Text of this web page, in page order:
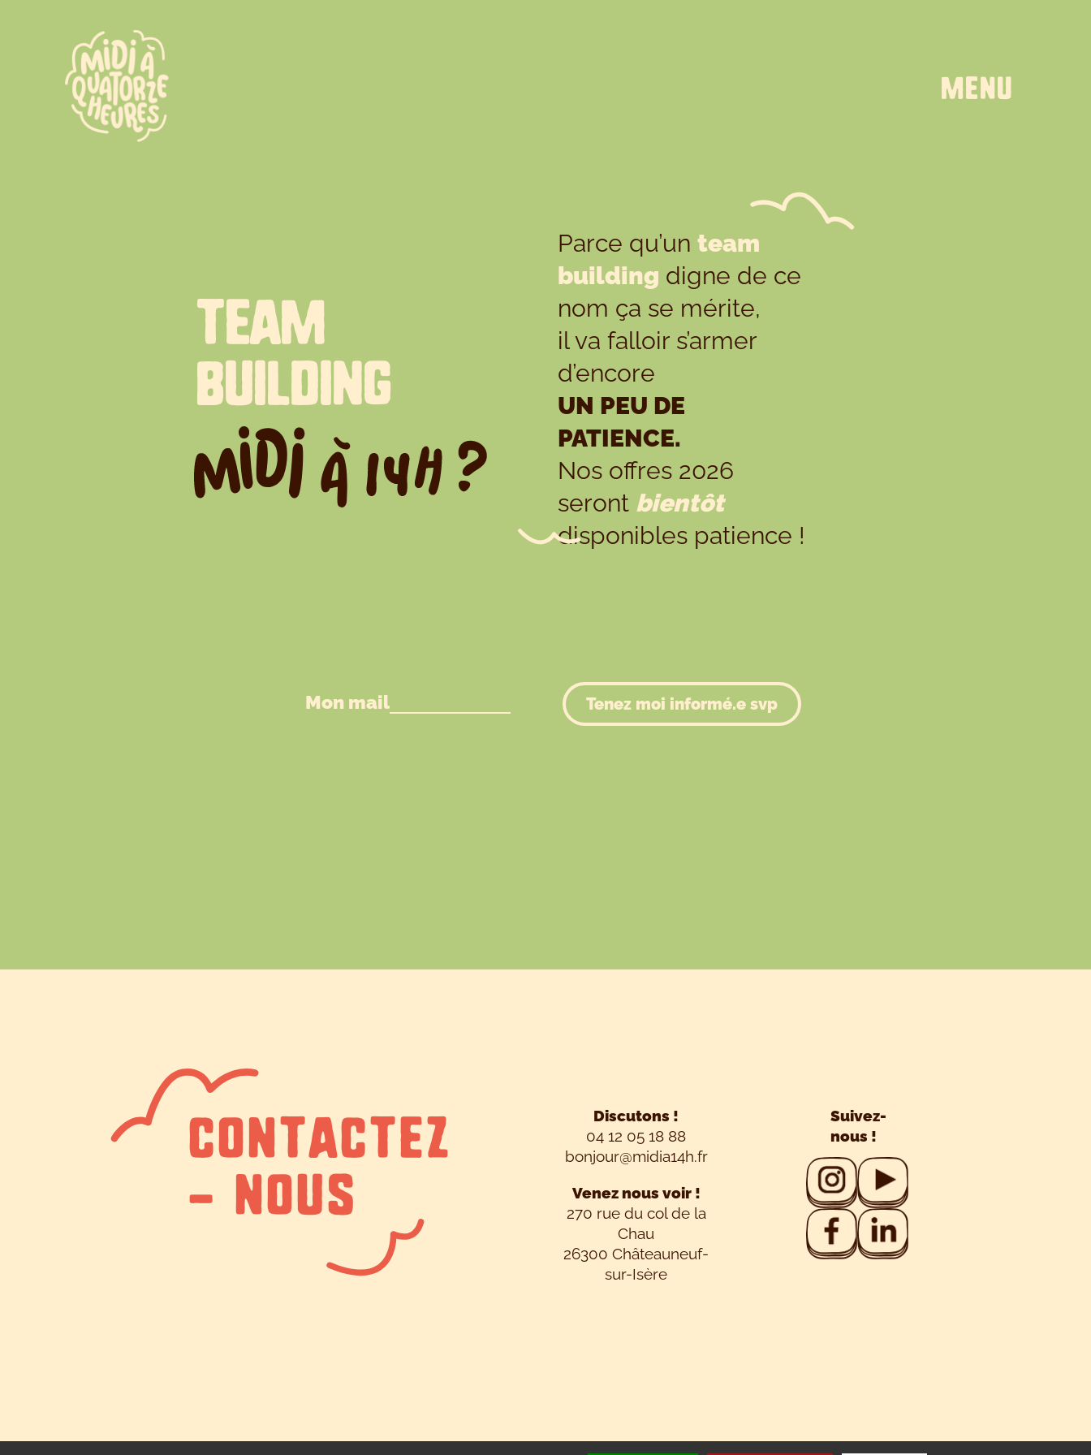
MENU
TEAM
BUILDING
Parce qu’un team
building digne de ce
nom ça se mérite,
il va falloir s’armer
d’encore
UN PEU DE
PATIENCE.
Nos offres 2026
seront bientôt
disponibles patience !
Mon mail
CONTACTEZ
- NOUS
Discutons !
04 12 05 18 88
bonjour@midia14h.fr
Venez nous voir !
270 rue du col de la
Chau
26300 Châteauneuf-
sur-Isère
Suivez-
nous !